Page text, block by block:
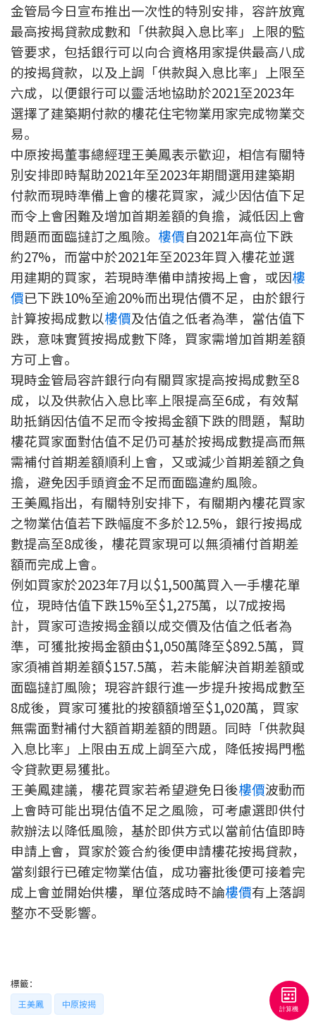
供款年期計算
工商舖按揭計算
印花稅計算
免費物業估價
下載中心
按揭全面睇
新聞/研究
公司動態
按市新聞
統計數據庫
按揭快趣智識
按揭智庫
樓按專欄
按揭百科
實時銀行資訊
裝修·保險優惠
免費裝修轉介服務
裝修設計專欄
火險、家居、寵物保險
保險資訊專欄
聯絡我們
聯絡方法
網上申請按揭轉介
條款及細則
私隱政策
中原地產 | 網上搵樓
© 2026 中原按揭經紀有限公司 Centaline Mortgage Broker Limited 版權所有
金管局今日宣布推出一次性的特別安排，容許放寬
最高按揭貸款成數和「供款與入息比率」上限的監
管要求，包括銀行可以向合資格用家提供最高八成
的按揭貸款，以及上調「供款與入息比率」上限至
六成，以便銀行可以靈活地協助於2021至2023年
選擇了建築期付款的樓花住宅物業用家完成物業交
易。
中原按揭董事總經理王美鳳表示歡迎，相信有關特
別安排即時幫助2021年至2023年期間選用建築期
付款而現時準備上會的樓花買家，減少因估值下足
而令上會困難及增加首期差額的負擔，減低因上會
問題而面臨撻訂之風險。 樓價自2021年高位下跌
約27%，而當中於2021年至2023年買入樓花並選
用建期的買家，若現時準備申請按揭上會，或因樓
價已下跌10%至逾20%而出現估價不足，由於銀行
計算按揭成數以樓價及估值之低者為準，當估值下
跌，意味實質按揭成數下降，買家需增加首期差額
方可上會。
現時金管局容許銀行向有關買家提高按揭成數至8
成，以及供款佔入息比率上限提高至6成，有效幫
助抵銷因估值不足而令按揭金額下跌的問題，幫助
樓花買家面對估值不足仍可基於按揭成數提高而無
需補付首期差額順利上會，又或減少首期差額之負
擔，避免因手頭資金不足而面臨違約風險。
王美鳳指出，有關特別安排下，有關期內樓花買家
之物業估值若下跌幅度不多於12.5%，銀行按揭成
數提高至8成後，樓花買家現可以無須補付首期差
額而完成上會。
例如買家於2023年7月以$1,500萬買入一手樓花單
位，現時估值下跌15%至$1,275萬，以7成按揭
計，買家可造按揭金額以成交價及估值之低者為
準，可獲批按揭金額由$1,050萬降至$892.5萬，買
家須補首期差額$157.5萬，若未能解決首期差額或
面臨撻訂風險；現容許銀行進一步提升按揭成數至
8成後，買家可獲批的按額額增至$1,020萬，買家
無需面對補付大額首期差額的問題。同時「供款與
入息比率」上限由五成上調至六成，降低按揭門檻
令貸款更易獲批。
王美鳳建議，樓花買家若希望避免日後樓價波動而
上會時可能出現估值不足之風險，可考慮選即供付
款辦法以降低風險，基於即供方式以當前估值即時
申請上會，買家於簽合約後便申請樓花按揭貸款，
當刻銀行已確定物業估值，成功審批後便可接着完
成上會並開始供樓，單位落成時不論樓價有上落調
整亦不受影響。
標籤：
王美鳳 中原按揭